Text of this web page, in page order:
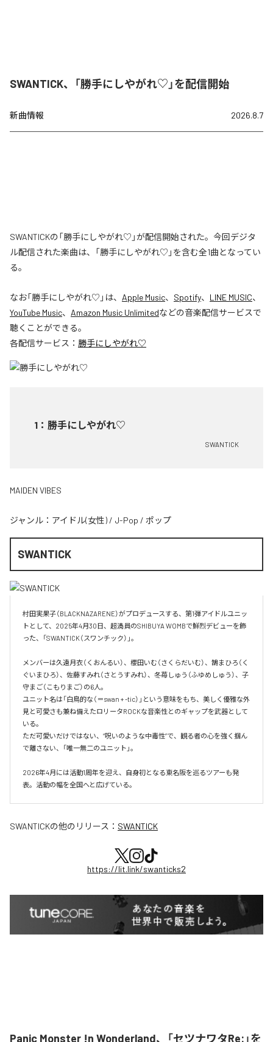
SWANTICK、「勝手にしやがれ♡」を配信開始
新曲情報 2026.8.7
SWANTICKの「勝手にしやがれ♡」が配信開始された。今回デジタ
ル配信された楽曲は、「勝手にしやがれ♡」を含む全1曲となってい
る。
なお「勝手にしやがれ♡ 」は、 Apple Music、 Spotify、 LINE MUSIC、
YouTube Music、 Amazon Music Unlimitedなどの音楽配信サービスで
聴くことができる。
各配信サービス： 勝手にしやがれ♡
1 ： 勝手にしやがれ♡
SWANTICK
MAIDEN VIBES
ジャンル： アイドル(女性) / J-Pop / ポップ
SWANTICK
村田実果子（BLACKNAZARENE）がプロデュースする、第1弾アイドルユニッ
トとして、2025年4月30日、超満員のSHIBUYA WOMBで鮮烈デビューを飾
った、「SWANTICK（スワンチック）」。
メンバーは久遠月衣（くおんるい）、櫻田いむ（さくらだいむ）、鵠まひろ（く
ぐいまひろ）、佐藤すみれ（さとうすみれ）、冬苺しゅう（ふゆめしゅう）、子
守まご（こもりまご）の6人。
ユニット名は「白鳥的な（＝swan + -tic）」という意味をもち、美しく優雅な外
見と可愛さも兼ね備えたロリータROCKな音楽性とのギャップを武器として
いる。
ただ可愛いだけではない、“呪いのような中毒性”で、観る者の心を強く掴ん
で離さない、「唯一無二のユニット」。
2026年4月には活動1周年を迎え、自身初となる東名阪を巡るツアーも発
表。活動の幅を全国へと広げている。
SWANTICKの他のリリース： SWANTICK
https://lit.link/swanticks2
Panic Monster !n Wonderland、「セツナワタRe:」を